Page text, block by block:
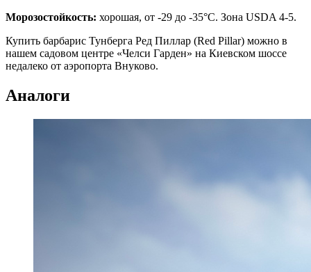
Морозостойкость: хорошая, от -29 до -35°C. Зона USDA 4-5.
Купить барбарис Тунберга Ред Пиллар (Red Pillar) можно в
нашем садовом центре «Челси Гарден» на Киевском шоссе
недалеко от аэропорта Внуково.
Аналоги